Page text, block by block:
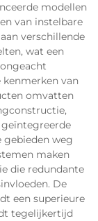
modellen
van instelbare
verschillende
wat een
van
omvatten
gebieden weg
maken
die redundante
De
een superieure
tegelijkertijd